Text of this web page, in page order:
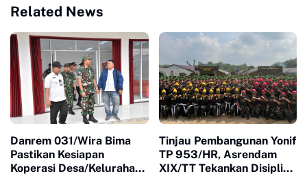
Related News
Danrem 031/Wira Bima
Pastikan Kesiapan
Koperasi Desa/Kelurahan
Tinjau Pembangunan Yonif
TP 953/HR, Asrendam
XIX/TT Tekankan Disiplin